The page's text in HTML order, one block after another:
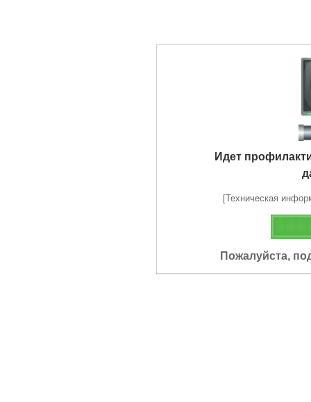
Идет
[Техническая
Пожалуйста,